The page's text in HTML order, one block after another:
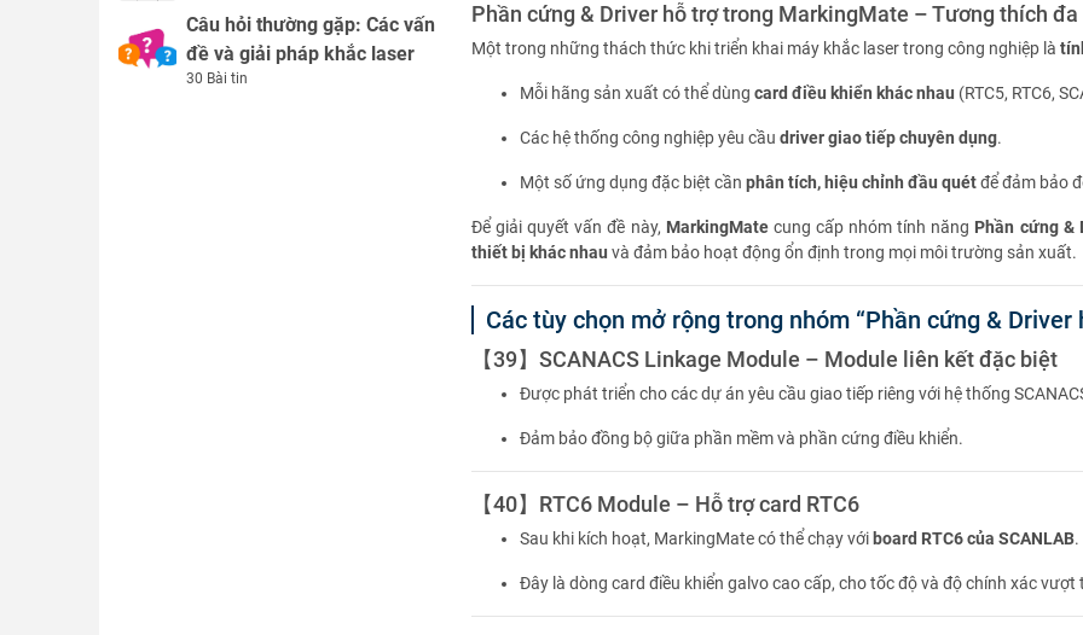
Phần cứng & Driver hỗ trợ trong MarkingMate – Tương thích
Một trong những thách thức khi triển khai máy khắc laser trong công nghiệp là
Mỗi hãng sản xuất có thể dùng card điều khiển khác nhau (RTC5, RTC6,
Các hệ thống công nghiệp yêu cầu driver giao tiếp chuyên dụng.
Một số ứng dụng đặc biệt cần phân tích, hiệu chỉnh đầu quétđể đảm bảo
Để giải quyết vấn đề này, MarkingMatecung cấp nhóm tính năng Phần cứng &
thiết bị khác nhau và đảm bảo hoạt động ổn định trong mọi môi trường sản xuất.
Các tùy chọn mở rộng trong nhóm “Phần cứng & Driver
【39】SCANACS Linkage Module – Module liên kết đặc biệt
Được phát triển cho các dự án yêu cầu giao tiếp riêng với hệ thống
Đảm bảo đồng bộ giữa phần mềm và phần cứng điều khiển.
【40】RTC6 Module – Hỗ trợ card RTC6
Sau khi kích hoạt, MarkingMate có thể chạy với board RTC6 của SCANLAB.
Đây là dòng card điều khiển galvo cao cấp, cho tốc độ và độ chính xác vượt
Câu hỏi thường gặp: Các vấn
đề và giải pháp khắc laser
30 Bài tin